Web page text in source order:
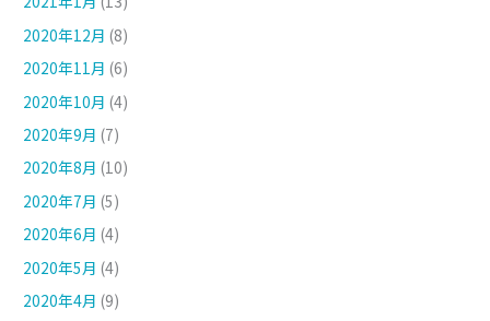
2020年12月 (8)
2020年11月 (6)
2020年10月 (4)
2020年9月 (7)
2020年8月 (10)
2020年7月 (5)
2020年6月 (4)
2020年5月 (4)
2020年4月 (9)